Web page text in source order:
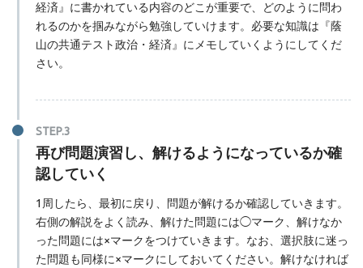
経済』に書かれている内容のどこが重要で、どのように問わ
れるのかを掴みながら勉強していけます。必要な知識は『蔭
山の共通テスト政治・経済』にメモしていくようにしてくだ
さい。
再び問題演習し、解けるようになっているか確
認していく
1周したら、最初に戻り、問題が解けるか確認していきます。
右側の解説をよく読み、解けた問題には◯マーク、解けなか
った問題には×マークをつけていきます。なお、選択肢に迷っ
た問題も同様に×マークにしておいてください。解けなければ